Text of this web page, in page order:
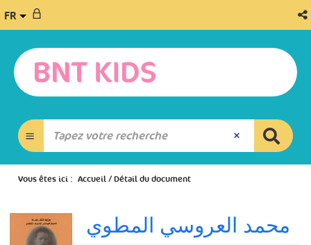
FR
Vous êtes ici : Accueil/Détail du document
محمد العروسي المطوي